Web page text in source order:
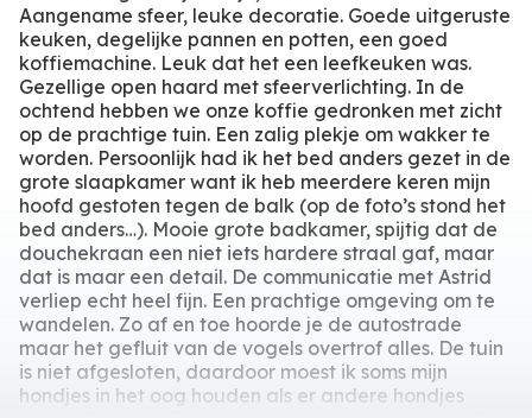
maaltijden in de buitenlucht, omringd door het groen van
de Ardennen. Je auto parkeer je eenvoudig naast of voor
het huis, al kan de helling in de winter wat uitdagend zijn.
Le Sequoia is meer dan een vakantiehuis: het is een plek
waar geschiedenis en comfort elkaar ontmoeten.
Badkamer
Gezamenlijk
Ligbad/douche
combinatie
Wastafel
Toilet
Extra
Totaal afzonderlijke
toiletten 1
Tuin
Ruime tuin
Relax Fauteuils 2
Grasveld
Terras
Picknick tafel
BBQ Houtskool
Schoonmaak
Water
Electriciteit
Verwarming
Geen feesten /
evenement. Roken is
verboden
Aangename sfeer, leuke decoratie. Goede uitgeruste
keuken, degelijke pannen en potten, een goed
koffiemachine. Leuk dat het een leefkeuken was.
Gezellige open haard met sfeerverlichting. In de
ochtend hebben we onze koffie gedronken met zicht
op de prachtige tuin. Een zalig plekje om wakker te
worden. Persoonlijk had ik het bed anders gezet in de
grote slaapkamer want ik heb meerdere keren mijn
hoofd gestoten tegen de balk (op de foto’s stond het
bed anders…). Mooie grote badkamer, spijtig dat de
douchekraan een niet iets hardere straal gaf, maar
dat is maar een detail. De communicatie met Astrid
verliep echt heel fijn. Een prachtige omgeving om te
wandelen. Zo af en toe hoorde je de autostrade
maar het gefluit van de vogels overtrof alles. De tuin
is niet afgesloten, daardoor moest ik soms mijn
hondjes in het oog houden als er andere hondjes